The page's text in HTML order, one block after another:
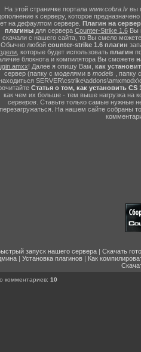
На этой страничке портала www.cobra.lvвы
к серверу, которое
на дефаултом сервере.
Плагин на
плагиныдля сервера Counter-Strike 1.6Вы
скачали с нашего сайта, то Вы смело
Обычно любой counter-strike 1.6 плагин
, которые будет использовать плагин
блокнота и компилятора Вы сможете
! Далее я опишу Вам, как
сервер (папку с моделями в models , папку
Статья о том, как установить
как чем их больше - тем выше нагрузка на
серверов . Ставьте только самые нужные
перезагружаться. На нашем сайте собраны
запуск нашего сервера| Скачать
| Установка плагинов| Как
комментариев: 10